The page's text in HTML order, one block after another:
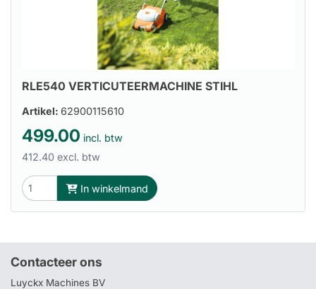
RLE540 VERTICUTEERMACHINE STIHL
Artikel: 62900115610
499.00 incl. btw
412.40 excl. btw
In winkelmand
Contacteer ons
Luyckx Machines BV